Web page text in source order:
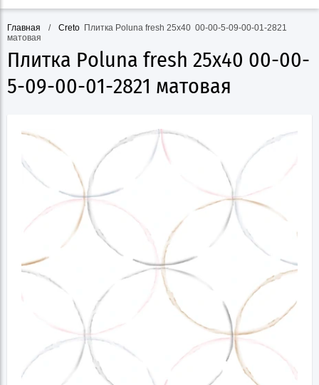
Главная / Creto Плитка Poluna fresh 25х40  00-00-5-09-00-01-2821
матовая
Плитка Poluna fresh 25х40 00-00-
5-09-00-01-2821 матовая